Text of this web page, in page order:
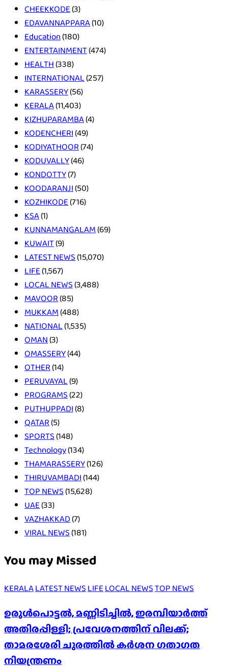
CHEEKKODE(3)
EDAVANNAPPARA(10)
Education(180)
ENTERTAINMENT(474)
HEALTH(338)
INTERNATIONAL(257)
KARASSERY(56)
KERALA(11,403)
KIZHUPARAMBA(4)
KODENCHERI(49)
KODIYATHOOR(74)
KODUVALLY(46)
KONDOTTY(7)
KOODARANJI(50)
KOZHIKODE(716)
KSA(1)
KUNNAMANGALAM(69)
KUWAIT(9)
LATEST NEWS(15,070)
LIFE(1,567)
LOCAL NEWS(3,488)
MAVOOR(85)
MUKKAM(488)
NATIONAL(1,535)
OMAN(3)
OMASSERY(44)
OTHER(14)
PERUVAYAL(9)
PROGRAMS(22)
PUTHUPPADI(8)
QATAR(5)
SPORTS(148)
Technology(134)
THAMARASSERY(126)
THIRUVAMBADI(144)
TOP NEWS(15,628)
UAE(33)
VAZHAKKAD(7)
VIRAL NEWS(181)
You may Missed
KERALALATEST NEWSLIFELOCAL NEWSTOP NEWS
ഉരുൾപൊട്ടൽ, മണ്ണിടിച്ചിൽ, ഇരമ്പിയാര്‍ത്ത്
അതിരപ്പിള്ളി; പ്രവേശനത്തിന് വിലക്ക്;
താമരശേരി ചുരത്തില്‍ കര്‍ശന ഗതാഗത
നിയന്ത്രണം